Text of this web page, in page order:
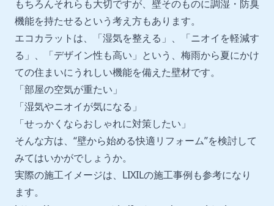
もちろんそれらも大切ですが、壁そのものに調湿・防臭
機能を持たせるという考え方もあります。
エコカラットは、「湿気を整える」、「ニオイを軽減す
る」、「デザイン性も高い」という、梅雨から夏にかけ
ての住まいにうれしい機能を備えた壁材です。
「部屋の空気が重たい」
「湿気やニオイが気になる」
「せっかくならおしゃれに対策したい」
そんな方は、“壁から始める快適リフォーム”を検討して
みてはいかがでしょうか。
実際の施工イメージは、LIXILの施工事例も参考になり
ます。